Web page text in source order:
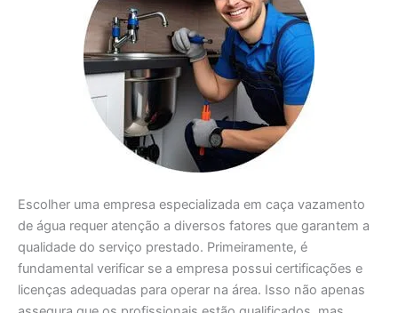
Escolher uma empresa especializada em caça vazamento
de água requer atenção a diversos fatores que garantem a
qualidade do serviço prestado. Primeiramente, é
fundamental verificar se a empresa possui certificações e
licenças adequadas para operar na área. Isso não apenas